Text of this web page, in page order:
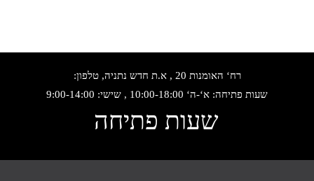
רח‘ האומנות 20 , א.ת חדש נתניה, טלפון:
שעות פתיחה: א‘-ה‘ 10:00-18:00 , שישי: 9:00-14:00
שעות פתיחה